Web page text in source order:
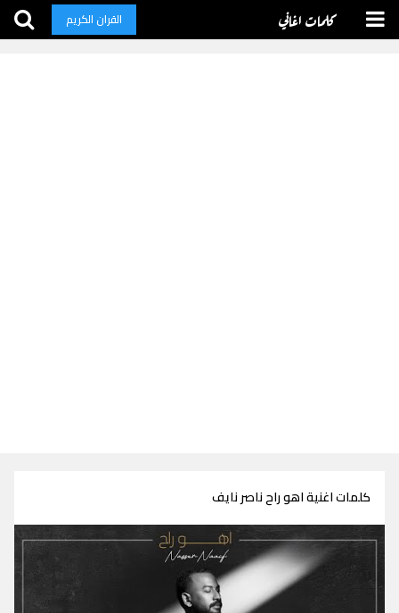
كلمات اغاني القران الكريم
كلمات اغنية اهو راح ناصر نايف